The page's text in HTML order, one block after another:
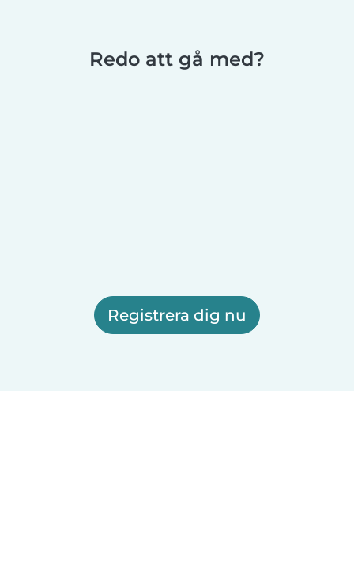
Redo att gå med?
Registrera dig nu